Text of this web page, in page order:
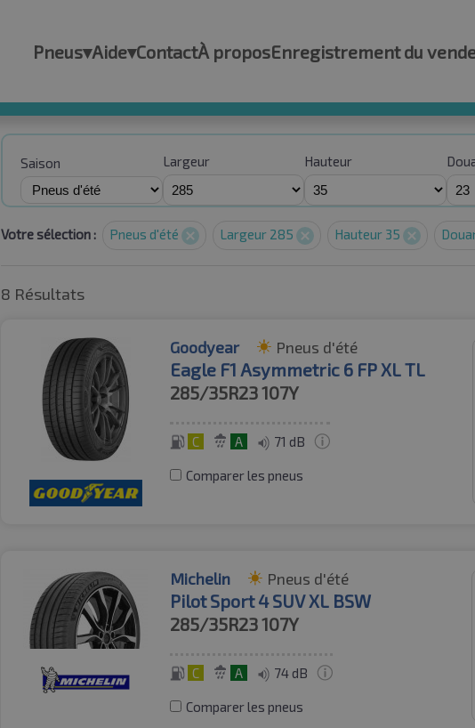
Pneus▾Aide▾ContactÀ proposEnregistrement du
Saison Largeur Hauteur
Votre sélection : Pneus d'été Largeur 285 Hauteur 35
8 Résultats
Goodyear Pneus d'été
Eagle F1 Asymmetric 6 FP XL TL
285/35R23107Y
C A 71 dB
Comparer les pneus
Michelin Pneus d'été
Pilot Sport 4 SUV XL BSW
285/35R23107Y
C A 74 dB
Comparer les pneus